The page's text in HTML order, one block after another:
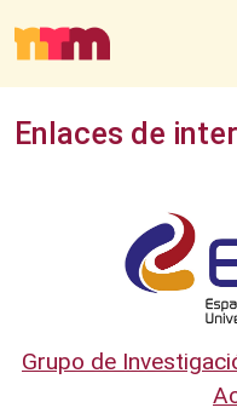
Enlaces de
Grupo de